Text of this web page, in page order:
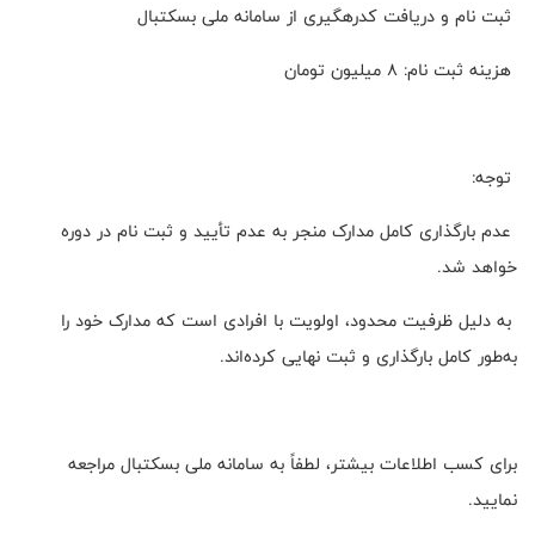
ثبت نام و دریافت کدرهگیری از سامانه ملی بسکتبال
هزینه ثبت نام: ۸ میلیون تومان
توجه:
عدم بارگذاری کامل مدارک منجر به عدم تأیید و ثبت نام در دوره
خواهد شد.
به دلیل ظرفیت محدود، اولویت با افرادی است که مدارک خود را
به‌طور کامل بارگذاری و ثبت نهایی کرده‌اند.
برای کسب اطلاعات بیشتر، لطفاً به سامانه ملی بسکتبال مراجعه
نمایید.